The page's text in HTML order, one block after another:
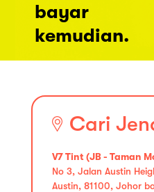
bayar
kemudian.
Cari
V7 Tint (JB - Taman
No 3, Jalan Austin
Austin, 81100, Johor